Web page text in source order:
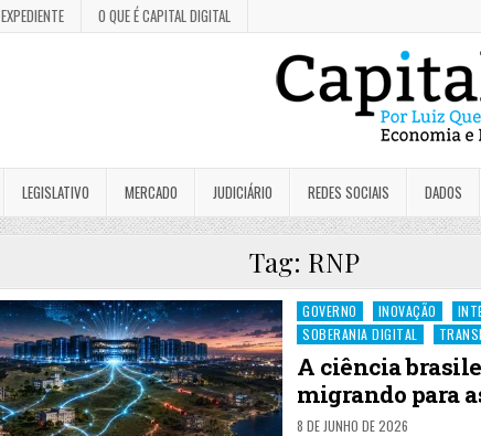
EXPEDIENTE O QUE É CAPITAL DIGITAL
LEGISLATIVO MERCADO JUDICIÁRIO REDES SOCIAIS DADOS
Tag: RNP
Posted
in
GOVERNO INOVAÇÃO
SOBERANIA DIGITAL
A ciência
migrando para
8 DE JUNHO DE 2026